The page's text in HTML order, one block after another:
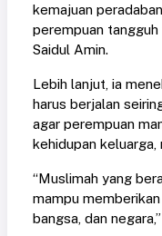
kemajuan
perempuan tangguh
Saidul Amin.
Lebih lanjut, ia
harus berjalan
agar perempuan
kehidupan keluarga,
“Muslimah yang
mampu
bangsa, dan